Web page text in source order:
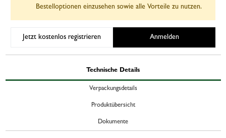
Bestelloptionen einzusehen sowie alle Vorteile zu nutzen.
Jetzt kostenlos registrieren Anmelden
Technische Details
Verpackungsdetails
Produktübersicht
Dokumente